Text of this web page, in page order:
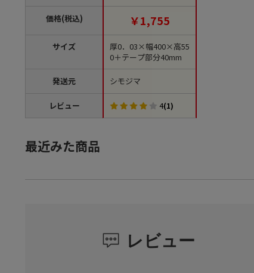
価格(税込)
サイズ
発送元
レビュー
￥1,755
厚0．03×幅400×高55
0＋テープ部分40mm
シモジマ
4(1)
最近みた商品
レビュー